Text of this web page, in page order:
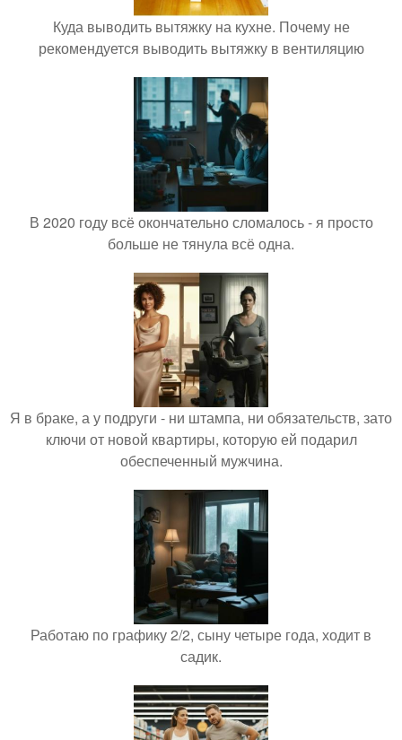
Куда выводить вытяжку на кухне. Почему не
рекомендуется выводить вытяжку в вентиляцию
В 2020 году всё окончательно сломалось - я просто
больше не тянула всё одна.
Я в браке, а у подруги - ни штампа, ни обязательств, зато
ключи от новой квартиры, которую ей подарил
обеспеченный мужчина.
Работаю по графику 2/2, сыну четыре года, ходит в
садик.